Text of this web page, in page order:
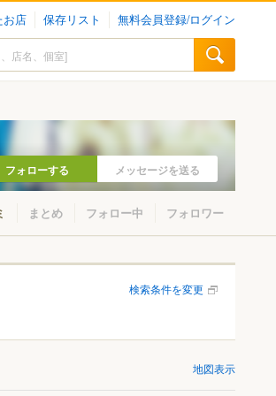
お店 保存リスト 無料会員登録/ログイン
フォローする メッセージを送る
まとめ フォロー中 フォロワー
検索条件を変更
地図表示